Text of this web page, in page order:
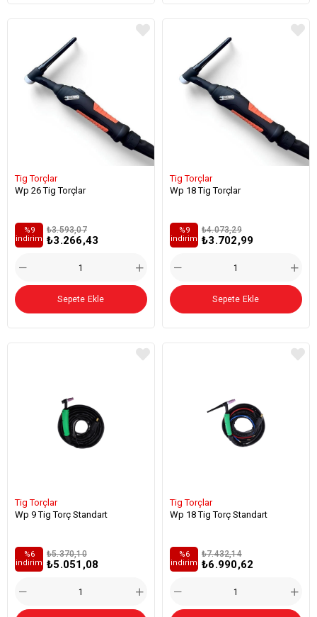
Tig Torçlar
Wp 26 Tig Torçlar
₺3.266,43
₺3.593,07
%9
i̇ndirim
Sepete Ekle
Tig Torçlar
Wp 18 Tig Torçlar
₺3.702,99
₺4.073,29
%9
i̇ndirim
Sepete Ekle
Tig Torçlar
Wp 9 Tig Torç Standart
₺5.051,08
₺5.370,10
%6
i̇ndirim
Tig Torçlar
Wp 18 Tig Torç Standart
₺6.990,62
₺7.432,14
%6
i̇ndirim